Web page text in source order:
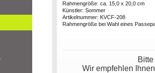
Rahmengröße: ca. 15,0 x 20,0 cm
Künstler: Sommer
Artikelnummer: KVCF-208
Rahmengröße bei Wahl eines
Wir empfehlen